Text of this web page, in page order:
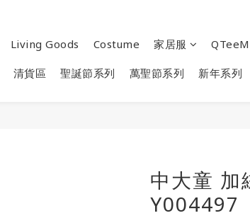
Living Goods Costume 家居服
清貨區 聖誕節系列 萬聖節系列 新年系列
中大童 加
Y004497